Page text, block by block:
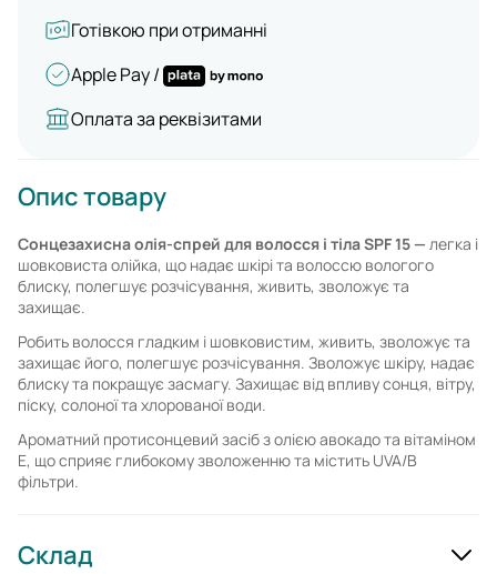
Готівкою при отриманні
Apple Pay /
Оплата за реквізитами
Опис товару
Сонцезахисна олія-спрей для волосся і тіла SPF 15 — легка і
шовковиста олійка, що надає шкірі та волоссю вологого
блиску, полегшує розчісування, живить, зволожує та
захищає.
Робить волосся гладким і шовковистим, живить, зволожує та
захищає його, полегшує розчісування. Зволожує шкіру, надає
блиску та покращує засмагу. Захищає від впливу сонця, вітру,
піску, солоної та хлорованої води.
Ароматний протисонцевий засіб з олією авокадо та вітаміном
Е, що сприяє глибокому зволоженню та містить UVA/B
фільтри.
Склад